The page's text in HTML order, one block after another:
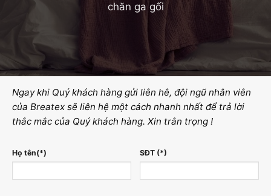
chăn ga gối
Ngay khi Quý khách hàng gửi liên hê, đội ngũ nhân viên
của Breatex sẽ liên hệ một cách nhanh nhất để trả lời
thắc mắc của Quý khách hàng. Xin trân trọng !
Họ tên(*) SĐT (*)